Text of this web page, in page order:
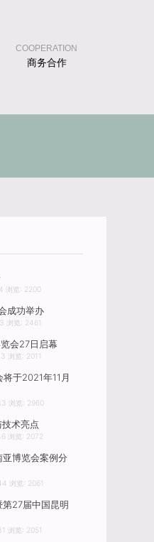
COOPERATION
商务合作
浏览: 2200
成功举办
浏览: 2461
会27日启幕
浏览: 2011
于2021年11月
浏览: 2960
术亮点
浏览: 2072
博览会案例分
浏览: 2061
27届中国昆明
浏览: 2051